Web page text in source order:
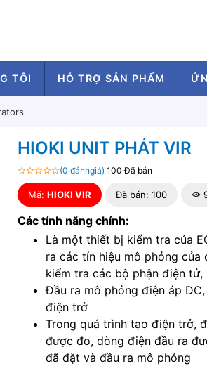
TÔI HỖ TRỢ SẢN PHẨM
HIOKI UNIT PHÁT VIR
(0 đánhgiá) 100 Đã bán
Mã: HIOKI VIR Đã bán: 100
Các tính năng chính:
Là một thiết bị kiểm tra của
ra các tín hiệu mô phỏng của
kiểm tra các bộ phận điện
Đầu ra mô phỏng điện áp
điện trở
Trong quá trình tạo điện trở,
được đo, dòng điện đầu ra
đã đặt và đầu ra mô phỏng